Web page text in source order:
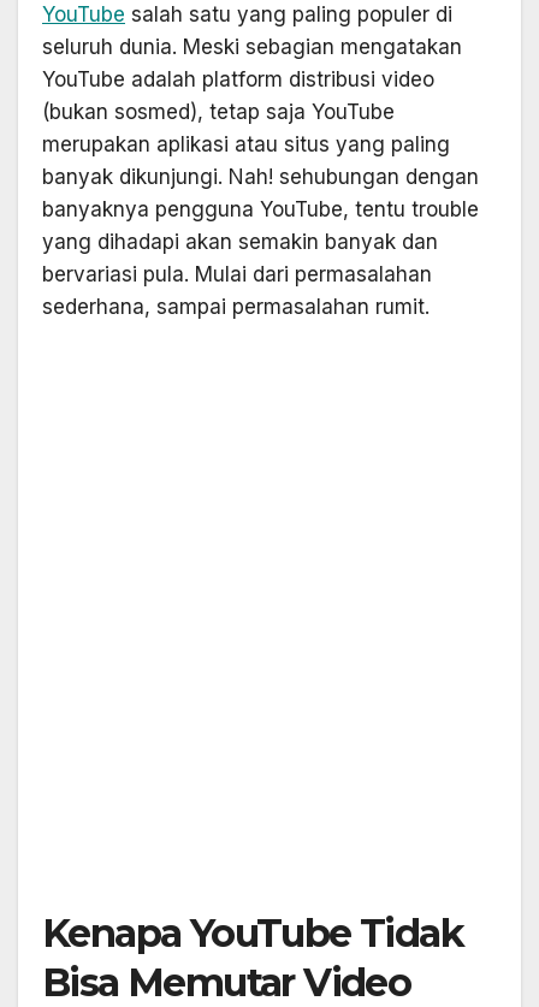
YouTube salah satu yang paling populer di
seluruh dunia. Meski sebagian mengatakan
YouTube adalah platform distribusi video
(bukan sosmed), tetap saja YouTube
merupakan aplikasi atau situs yang paling
banyak dikunjungi. Nah! sehubungan dengan
banyaknya pengguna YouTube, tentu trouble
yang dihadapi akan semakin banyak dan
bervariasi pula. Mulai dari permasalahan
sederhana, sampai permasalahan rumit.
Kenapa YouTube Tidak
Bisa Memutar Video